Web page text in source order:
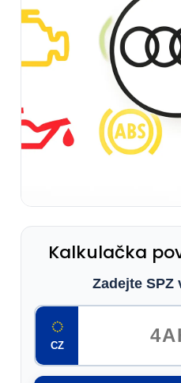
Kalkulačka
Zadejte SPZ
CZ